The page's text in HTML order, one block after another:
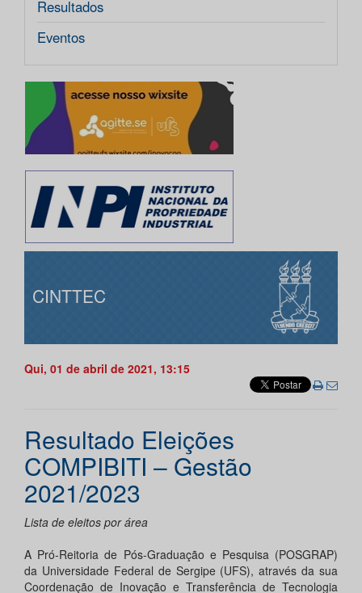
Resultados
Eventos
CINTTEC
Qui, 01 de abril de 2021, 13:15
Resultado Eleições
COMPIBITI – Gestão
2021/2023
Lista de eleitos por área
A Pró-Reitoria de Pós-Graduação e Pesquisa (POSGRAP)
da Universidade Federal de Sergipe (UFS), através da sua
Coordenação de Inovação e Transferência de Tecnologia